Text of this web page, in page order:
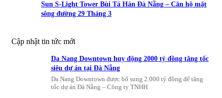
Sun S-Light Tower Bùi Tá Hán Đà Nẵng – Căn hộ mặt
sông đường 29 Tháng 3
Cập nhật tin tức mới
Da Nang Downtown huy động 2000 tỷ đồng tăng tốc
siêu dự án tại Đà Nẵng
Da Nang Downtown được bổ sung 2.000 tỷ đồng để tăng
tốc dự án Đà Nẵng – Công ty TNHH